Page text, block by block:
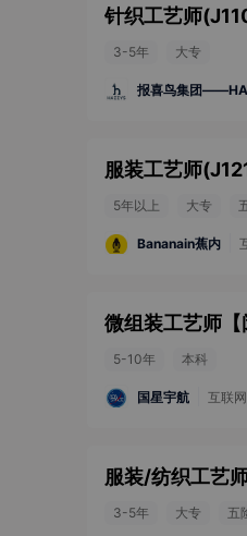
针织工艺师
3-5年 大专
报喜鸟集团
服装工艺师
5年以上 大专
Bananain蕉内
微组装工艺师 【
5-10年 本科
国星宇航 互联网
服装/纺织工艺
3-5年 大专 五